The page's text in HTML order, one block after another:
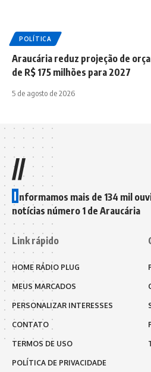
POLÍTICA
Araucária reduz projeção de
de R$ 175 milhões para 2027
5 de agosto de 2026
//
I nformamos mais de 134 mil
notícias número 1 de Araucária
Link rápido
HOME RÁDIO PLUG
MEUS MARCADOS
PERSONALIZAR INTERESSES
CONTATO
TERMOS DE USO
POLÍTICA DE PRIVACIDADE